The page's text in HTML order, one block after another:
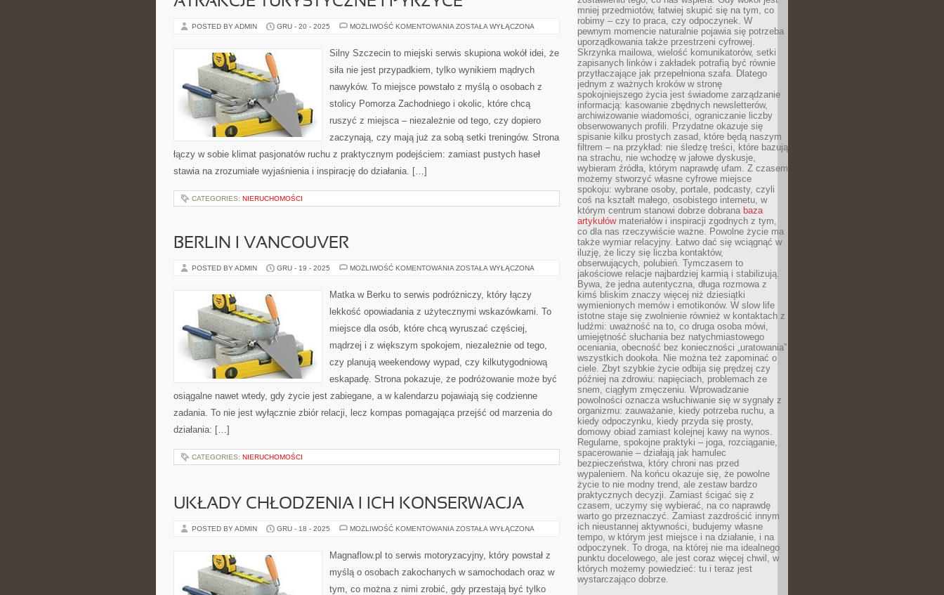
POSTED BY ADMIN GRU - 20 - 2025 MOŻLIWOŚĆ KOMENTOWANIA ATRAKCJE
PYRZYCE
ZOSTAŁA WYŁĄCZONA
Silny Szczecin to miejski serwis skupiona wokół idei, że
siła nie jest przypadkiem, tylko wynikiem mądrych
nawyków. To miejsce powstało z myślą o osobach z
stolicy Pomorza Zachodniego i okolic, które chcą
ruszyć z miejsca – niezależnie od tego, czy dopiero
zaczynają, czy mają już za sobą setki treningów. Strona
łączy w sobie klimat pasjonatów ruchu z praktycznym podejściem: zamiast pustych haseł
stawia na zrozumiałe wyjaśnienia i inspirację do działania. […]
CATEGORIES: NIERUCHOMOŚCI
BERLIN I VANCOUVER
POSTED BY ADMIN GRU - 19 - 2025 MOŻLIWOŚĆ KOMENTOWANIA BERLIN
ZOSTAŁA WYŁĄCZONA
Matka w Berku to serwis podróżniczy, który łączy
lekkość opowiadania z użytecznymi wskazówkami. To
miejsce dla osób, które chcą wyruszać częściej,
mądrzej i z większym spokojem, niezależnie od tego,
czy planują weekendowy wypad, czy kilkutygodniową
eskapadę. Strona pokazuje, że podróżowanie może być
osiągalne nawet wtedy, gdy życie jest zabiegane, a w kalendarzu pojawiają się codzienne
zadania. To nie jest wyłącznie zbiór relacji, lecz kompas pomagająca przejść od marzenia do
działania: […]
CATEGORIES: NIERUCHOMOŚCI
UKŁADY CHŁODZENIA I ICH KONSERWACJA
POSTED BY ADMIN GRU - 18 - 2025 MOŻLIWOŚĆ KOMENTOWANIA UKŁADY
KONSERWACJA
ZOSTAŁA WYŁĄCZONA
Magnaflow.pl to serwis motoryzacyjny, który powstał z
myślą o osobach zakochanych w samochodach oraz w
tym, co można z nimi zrobić, gdy przestają być tylko
mniej przedmiotów, łatwiej skupić się na tym, co
robimy – czy to praca, czy odpoczynek. W
pewnym momencie naturalnie pojawia się potrzeba
uporządkowania także przestrzeni cyfrowej.
Skrzynka mailowa, wielość komunikatorów, setki
zapisanych linków i zakładek potrafią być równie
przytłaczające jak przepełniona szafa. Dlatego
jednym z ważnych kroków w stronę
spokojniejszego życia jest świadome zarządzanie
informacją: kasowanie zbędnych newsletterów,
archiwizowanie wiadomości, ograniczanie liczby
obserwowanych profili. Przydatne okazuje się
spisanie kilku prostych zasad, które będą naszym
filtrem – na przykład: nie śledzę treści, które bazują
na strachu, nie wchodzę w jałowe dyskusje,
wybieram źródła, którym naprawdę ufam. Z czasem
możemy stworzyć własne cyfrowe miejsce
spokoju: wybrane osoby, portale, podcasty, czyli
coś na kształt małego, osobistego internetu, w
którym centrum stanowi dobrze dobrana baza
artykułówmateriałów i inspiracji zgodnych z tym,
co dla nas rzeczywiście ważne. Powolne życie ma
także wymiar relacyjny. Łatwo dać się wciągnąć w
iluzję, że liczy się liczba kontaktów,
obserwujących, polubień. Tymczasem to
jakościowe relacje najbardziej karmią i stabilizują.
Bywa, że jedna autentyczna, długa rozmowa z
kimś bliskim znaczy więcej niż dziesiątki
wymienionych memów i emotikonów. W slow life
istotne staje się zwolnienie również w kontaktach z
ludźmi: uważność na to, co druga osoba mówi,
umiejętność słuchania bez natychmiastowego
oceniania, obecność bez konieczności „uratowania”
wszystkich dookoła. Nie można też zapominać o
ciele. Zbyt szybkie życie odbija się prędzej czy
później na zdrowiu: napięciach, problemach ze
snem, ciągłym zmęczeniu. Wprowadzanie
powolności oznacza wsłuchiwanie się w sygnały z
organizmu: zauważanie, kiedy potrzeba ruchu, a
kiedy odpoczynku, kiedy przyda się prosty,
domowy obiad zamiast kolejnej kawy na wynos.
Regularne, spokojne praktyki – joga, rozciąganie,
spacerowanie – działają jak hamulec
bezpieczeństwa, który chroni nas przed
wypaleniem. Na końcu okazuje się, że powolne
życie to nie modny trend, ale zestaw bardzo
praktycznych decyzji. Zamiast ścigać się z
czasem, uczymy się wybierać, na co naprawdę
warto go przeznaczyć. Zamiast zazdrościć innym
ich nieustannej aktywności, budujemy własne
tempo, w którym jest miejsce i na działanie, i na
odpoczynek. To droga, na której nie ma idealnego
punktu docelowego, ale jest coraz więcej chwil, w
których możemy powiedzieć: tu i teraz jest
wystarczająco dobrze.